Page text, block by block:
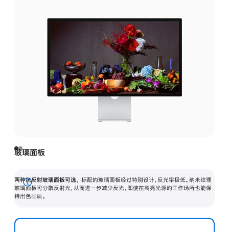
玻璃面板
两种抗反射玻璃面板可选。 标配的玻璃面板经过特别设计，反光率极低。纳米纹理
玻璃面板可分散反射光，从而进一步减少反光，即使在高亮光源的工作场所也能保
持出色画质。
展
开